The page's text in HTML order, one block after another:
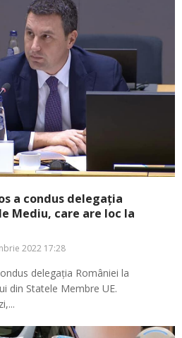
a condus delegația
Mediu, care are loc la
2022 17:28
delegația României la
din Statele Membre UE.